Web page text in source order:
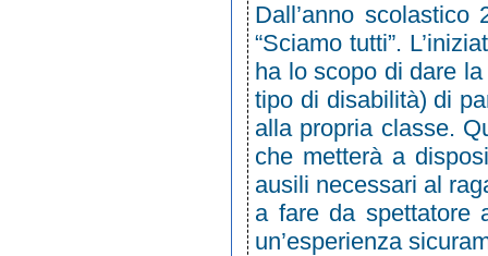
Dall’anno
“Sciamo tutti”.
ha lo scopo di dare
tipo di disabilità) di
alla propria classe.
che metterà a
ausili necessari al
a fare da spettatore
un’esperienza